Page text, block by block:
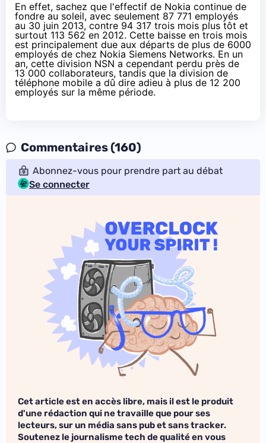
En effet, sachez que l'effectif de Nokia continue de
fondre au soleil, avec seulement 87 771 employés
au 30 juin 2013, contre 94 317 trois mois plus tôt et
surtout 113 562 en 2012. Cette baisse en trois mois
est principalement due aux départs de plus de 6000
employés de chez Nokia Siemens Networks. En un
an, cette division NSN a cependant perdu près de
13 000 collaborateurs, tandis que la division de
téléphone mobile a dû dire adieu à plus de 12 200
employés sur la même période.
Commentaires (160)
Abonnez-vous pour prendre part au débat
Se connecter
Cet article est en accès libre, mais il est le produit
d'une rédaction qui ne travaille que pour ses
lecteurs, sur un média sans pub et sans tracker.
Soutenez le journalisme tech de qualité en vous